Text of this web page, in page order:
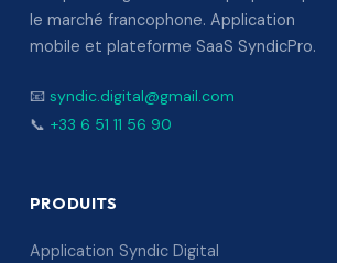
le marché francophone. Application
mobile et plateforme SaaS SyndicPro.
📧 syndic.digital@gmail.com
📞 +33 6 51 11 56 90
PRODUITS
Application Syndic Digital